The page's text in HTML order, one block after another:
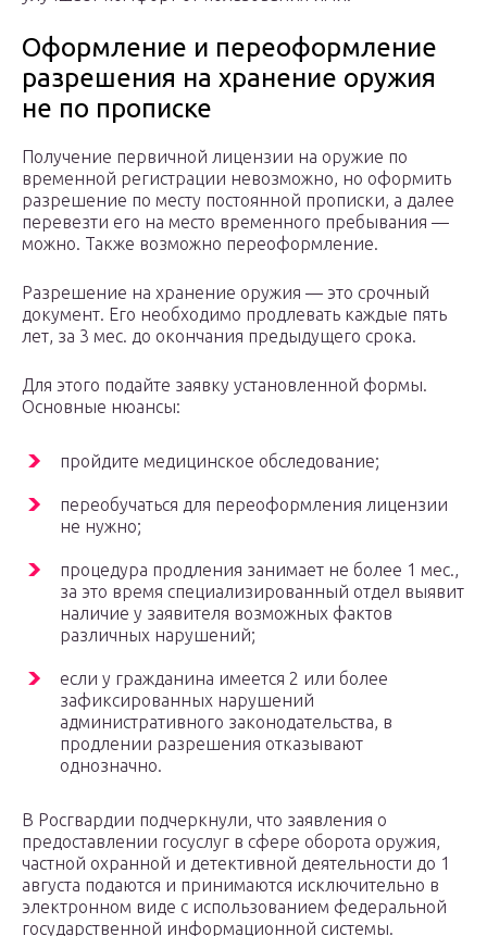
Оформление и переоформление
разрешения на хранение оружия
не по прописке
Получение первичной лицензии на оружие по
временной регистрации невозможно, но оформить
разрешение по месту постоянной прописки, а далее
перевезти его на место временного пребывания —
можно. Также возможно переоформление.
Разрешение на хранение оружия — это срочный
документ. Его необходимо продлевать каждые пять
лет, за 3 мес. до окончания предыдущего срока.
Для этого подайте заявку установленной формы.
Основные нюансы:
пройдите медицинское обследование;
переобучаться для переоформления лицензии
не нужно;
процедура продления занимает не более 1 мес.,
за это время специализированный отдел выявит
наличие у заявителя возможных фактов
различных нарушений;
если у гражданина имеется 2 или более
зафиксированных нарушений
административного законодательства, в
продлении разрешения отказывают
однозначно.
В Росгвардии подчеркнули, что заявления о
предоставлении госуслуг в сфере оборота оружия,
частной охранной и детективной деятельности до 1
августа подаются и принимаются исключительно в
электронном виде с использованием федеральной
государственной информационной системы.